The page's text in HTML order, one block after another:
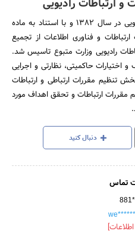
و ارتباطات رادیویی
سازمان تنظیم مقررات و ارتباطات رادیویی در سال 1382 و با استناد به ماده
و فناوری اطلاعات از تجمیع
رادیویی وزارت متبوع تاسیس شد.
اختیارات حاکمیتی، نظارتی و اجرایی
تنظیم مقررات ارتباطی و ارتباطات
مقررات ارتباطات و تحقق اهداف مورد
دنبال کنید
تماس